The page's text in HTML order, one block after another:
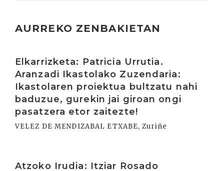
AURREKO ZENBAKIETAN
Elkarrizketa: Patricia Urrutia.
Aranzadi Ikastolako Zuzendaria:
Ikastolaren proiektua bultzatu nahi
baduzue, gurekin jai giroan ongi
pasatzera etor zaitezte!
VELEZ DE MENDIZABAL ETXABE, Zuriñe
Atzoko Irudia: Itziar Rosado